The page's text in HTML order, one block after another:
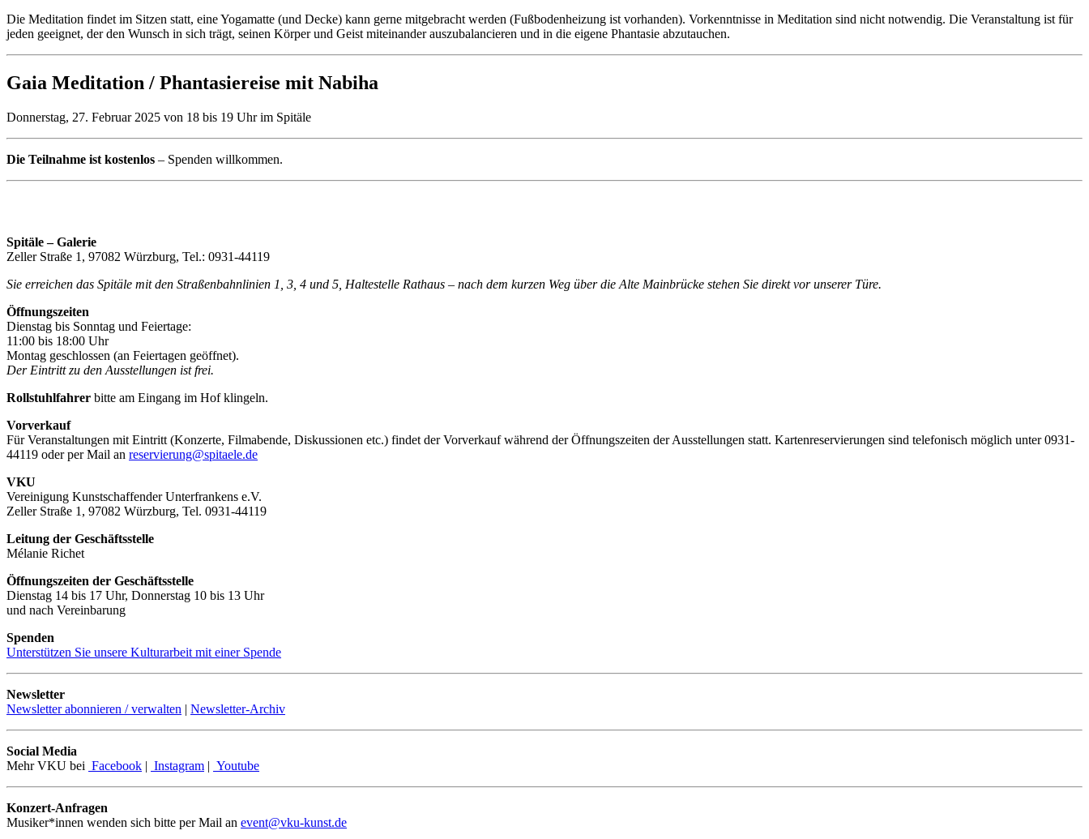
Die Meditation findet im Sitzen statt, eine Yogamatte (und Decke) kann gerne mitgebracht werden (Fußbodenheizung ist vorhanden). Vorkenntnisse in Meditation sind nicht notwendig. Die Veranstaltung ist für
jeden geeignet, der den Wunsch in sich trägt, seinen Körper und Geist miteinander auszubalancieren und in die eigene Phantasie abzutauchen.
Gaia Meditation / Phantasiereise mit Nabiha
Donnerstag, 27. Februar 2025 von 18 bis 19 Uhr im Spitäle
Die Teilnahme ist kostenlos – Spenden willkommen.
Spitäle – Galerie
Zeller Straße 1, 97082 Würzburg, Tel.: 0931-44119
Sie erreichen das Spitäle mit den Straßenbahnlinien 1, 3, 4 und 5, Haltestelle Rathaus – nach dem kurzen Weg über die Alte Mainbrücke stehen Sie direkt vor unserer Türe.
Öffnungszeiten
Dienstag bis Sonntag und Feiertage:
11:00 bis 18:00 Uhr
Montag geschlossen (an Feiertagen geöffnet).
Der Eintritt zu den Ausstellungen ist frei.
Rollstuhlfahrer bitte am Eingang im Hof klingeln.
Vorverkauf
Für Veranstaltungen mit Eintritt (Konzerte, Filmabende, Diskussionen etc.) findet der Vorverkauf während der Öffnungszeiten der Ausstellungen statt. Kartenreservierungen sind telefonisch möglich unter 0931-
44119 oder per Mail an reservierung@spitaele.de
VKU
Vereinigung Kunstschaffender Unterfrankens e.V.
Zeller Straße 1, 97082 Würzburg, Tel. 0931-44119
Leitung der Geschäftsstelle
Mélanie Richet
Öffnungszeiten der Geschäftsstelle
Dienstag 14 bis 17 Uhr, Donnerstag 10 bis 13 Uhr
und nach Vereinbarung
Spenden
Unterstützen Sie unsere Kulturarbeit mit einer Spende
Newsletter
Newsletter abonnieren / verwalten | Newsletter-Archiv
Social Media
Mehr VKU bei Facebook | Instagram | Youtube
Konzert-Anfragen
Musiker*innen wenden sich bitte per Mail an event@vku-kunst.de